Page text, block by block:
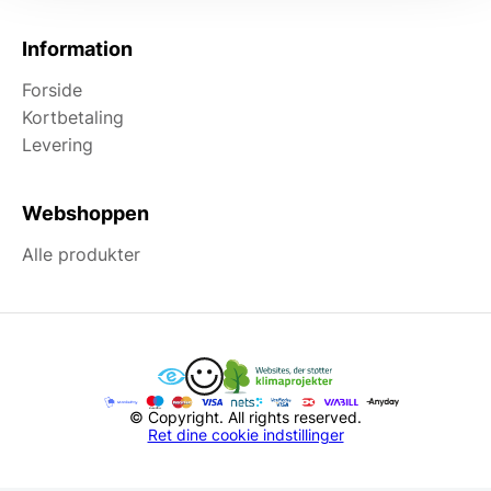
Information
Forside
Kortbetaling
Levering
Webshoppen
Alle produkter
© Copyright. All rights reserved.
Ret dine cookie indstillinger